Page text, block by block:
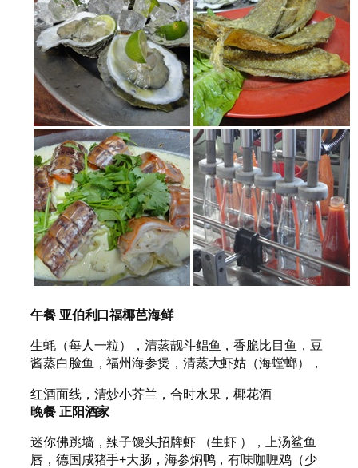
午餐 亚伯利口福椰芭海鲜
生蚝（每人一粒），清蒸靓斗鲳鱼，香脆比目鱼，豆
酱蒸白脸鱼，福州海参煲，清蒸大虾姑（海螳螂），
红酒面线，清炒小芥兰，合时水果，椰花酒
晚餐 正阳酒家
迷你佛跳墙，辣子馒头招牌虾 （生虾 ），上汤鲨鱼
唇，德国咸猪手+大肠，海参焖鸭，有味咖喱鸡（少